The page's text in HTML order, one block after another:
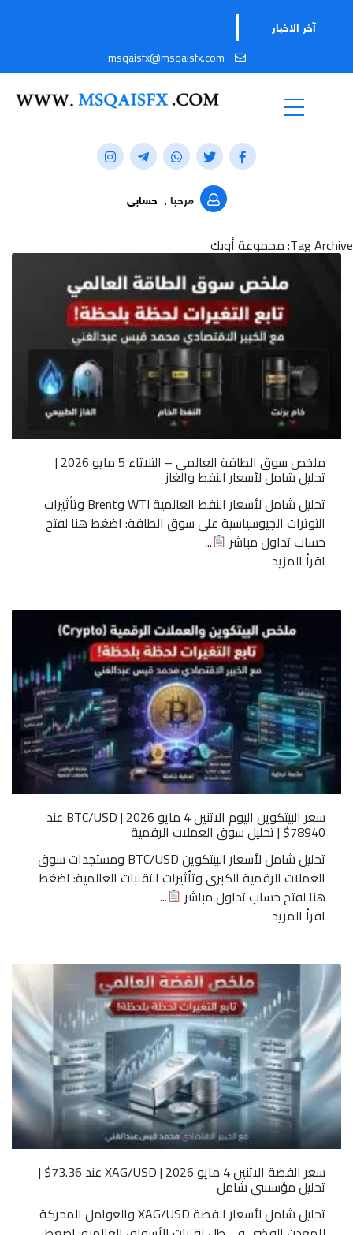
آخر الاخبار
msqaisfx@msqaisfx.com
مرحبا , حسابى
Tag Archive: مجموعة أوبك
ملخص سوق الطاقة العالمي – الثلاثاء 5 مايو 2026 |
تحليل شامل لأسعار النفط والغاز
تحليل شامل لأسعار النفط العالمية WTI وBrent وتأثيرات
التوترات الجيوسياسية على سوق الطاقة: اضغط هنا لفتح
حساب تداول مباشر
...
اقرأ المزيد
سعر البيتكوين اليوم الاثنين 4 مايو 2026 | BTC/USD عند
78940$ | تحليل سوق العملات الرقمية
تحليل شامل لأسعار البيتكوين BTC/USD ومستجدات سوق
العملات الرقمية الكبرى وتأثيرات التقلبات العالمية: اضغط
هنا لفتح حساب تداول مباشر
...
اقرأ المزيد
سعر الفضة الاثنين 4 مايو 2026 | XAG/USD عند 73.36$ |
تحليل مؤسسي شامل
تحليل شامل لأسعار الفضة XAG/USD والعوامل المحركة